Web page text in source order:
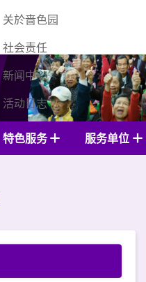
关於啬色园
社会责任
新闻中心
活动日志
联络我们
特色服务 服务单位